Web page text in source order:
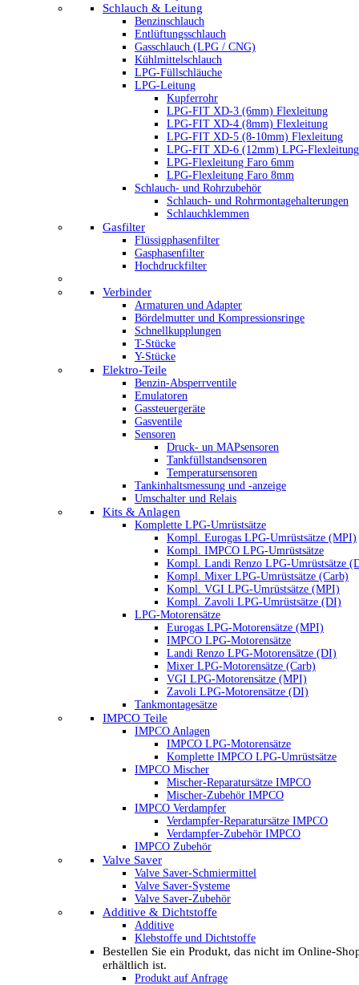
Schlauch & Leitung
Benzinschlauch
Entlüftungsschlauch
Gasschlauch (LPG / CNG)
Kühlmittelschlauch
LPG-Füllschläuche
LPG-Leitung
Kupferrohr
LPG-FIT XD-3 (6mm) Flexleitung
LPG-FIT XD-4 (8mm) Flexleitung
LPG-FIT XD-5 (8-10mm) Flexleitung
LPG-FIT XD-6 (12mm) LPG-Flexleitung
LPG-Flexleitung Faro 6mm
LPG-Flexleitung Faro 8mm
Schlauch- und Rohrzubehör
Schlauch- und Rohrmontagehalterungen
Schlauchklemmen
Gasfilter
Flüssigphasenfilter
Gasphasenfilter
Hochdruckfilter
Verbinder
Armaturen und Adapter
Bördelmutter und Kompressionsringe
Schnellkupplungen
T-Stücke
Y-Stücke
Elektro-Teile
Benzin-Absperrventile
Emulatoren
Gassteuergeräte
Gasventile
Sensoren
Druck- un MAPsensoren
Tankfüllstandsensoren
Temperatursensoren
Tankinhaltsmessung und -anzeige
Umschalter und Relais
Kits & Anlagen
Komplette LPG-Umrüstsätze
Kompl. Eurogas LPG-Umrüstsätze (MPI)
Kompl. IMPCO LPG-Umrüstsätze
Kompl. Landi Renzo LPG-Umrüstsätze
Kompl. Mixer LPG-Umrüstsätze (Carb)
Kompl. VGI LPG-Umrüstsätze (MPI)
Kompl. Zavoli LPG-Umrüstsätze (DI)
LPG-Motorensätze
Eurogas LPG-Motorensätze (MPI)
IMPCO LPG-Motorensätze
Landi Renzo LPG-Motorensätze (DI)
Mixer LPG-Motorensätze (Carb)
VGI LPG-Motorensätze (MPI)
Zavoli LPG-Motorensätze (DI)
Tankmontagesätze
IMPCO Teile
IMPCO Anlagen
IMPCO LPG-Motorensätze
Komplette IMPCO LPG-Umrüstsätze
IMPCO Mischer
Mischer-Reparatursätze IMPCO
Mischer-Zubehör IMPCO
IMPCO Verdampfer
Verdampfer-Reparatursätze IMPCO
Verdampfer-Zubehör IMPCO
IMPCO Zubehör
Valve Saver
Valve Saver-Schmiermittel
Valve Saver-Systeme
Valve Saver-Zubehör
Additive & Dichtstoffe
Additive
Klebstoffe und Dichtstoffe
Bestellen Sie ein Produkt, das nicht im Online-
erhältlich ist.
Produkt auf Anfrage